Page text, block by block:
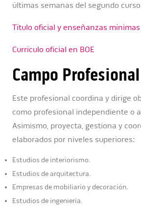
últimas semanas del segundo
Título oficial y enseñanzas mínimas
Currículo oficial en BOE
Campo Profesional
Este profesional coordina y dirige
como profesional independiente o
Asimismo, proyecta, gestiona y
elaborados por niveles superiores:
Estudios de interiorismo.
Estudios de arquitectura.
Empresas de mobiliario y decoración.
Estudios de ingeniería.